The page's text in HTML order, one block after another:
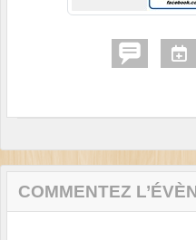
COMMENTEZ